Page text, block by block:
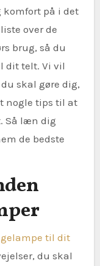
komfort på i det
over de
brug, så du
dit telt. Vi vil
skal gøre dig,
nogle tips til at
Så læn dig
de bedste
til dit
du skal